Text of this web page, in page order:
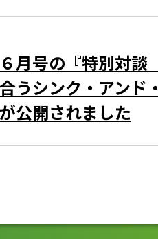
月号の『特別対談
うシンク・アンド・
公開されました